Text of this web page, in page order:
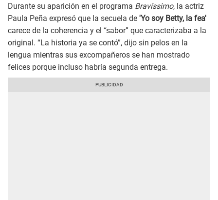
Durante su aparición en el programa Bravíssimo, la actriz
Paula Peña expresó que la secuela de 'Yo soy Betty, la fea'
carece de la coherencia y el “sabor” que caracterizaba a la
original. “La historia ya se contó”, dijo sin pelos en la
lengua mientras sus excompañeros se han mostrado
felices porque incluso habría segunda entrega.